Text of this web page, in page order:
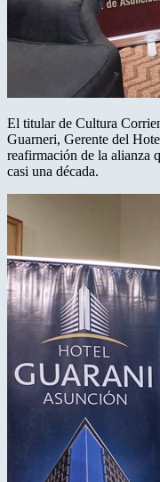
El titular de Cultura
Guarneri, Gerente del
reafirmación de la alianza
casi una década.